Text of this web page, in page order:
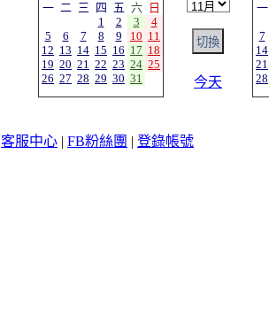
一 二 三 四 五 六
日
1
2 3
4
5
6 7 8 9 10 11
12 13 14 15 16 17 18
19 20 21 22 23 24 25
26 27 28 29 30 31 今天
一
7
14
21
28
客服中心 | FB粉絲團 | 登錄帳號